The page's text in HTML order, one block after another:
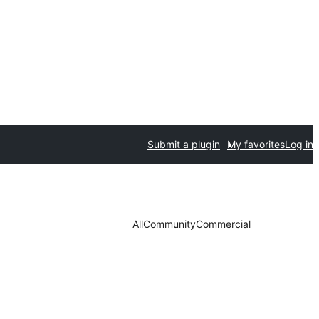
Submit a plugin My favoritesLog in
AllCommunityCommercial